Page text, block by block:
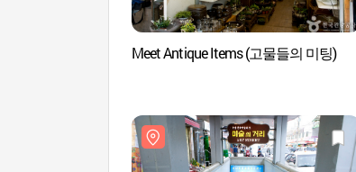
Meet Antique Items (고물들의 미팅)